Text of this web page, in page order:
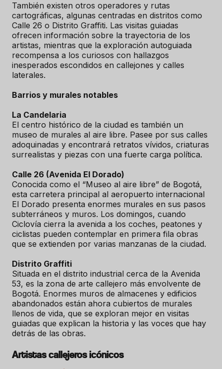
También existen otros operadores y rutas
cartográficas, algunas centradas en distritos como
Calle 26 o Distrito Graffiti. Las visitas guiadas
ofrecen información sobre la trayectoria de los
artistas, mientras que la exploración autoguiada
recompensa a los curiosos con hallazgos
inesperados escondidos en callejones y calles
laterales.
Barrios y murales notables
La Candelaria
El centro histórico de la ciudad es también un
museo de murales al aire libre. Pasee por sus calles
adoquinadas y encontrará retratos vívidos, criaturas
surrealistas y piezas con una fuerte carga política.
Calle 26 (Avenida El Dorado)
Conocida como el “Museo al aire libre” de Bogotá,
esta carretera principal al aeropuerto internacional
El Dorado presenta enormes murales en sus pasos
subterráneos y muros. Los domingos, cuando
Ciclovía cierra la avenida a los coches, peatones y
ciclistas pueden contemplar en primera fila obras
que se extienden por varias manzanas de la ciudad.
Distrito Graffiti
Situada en el distrito industrial cerca de la Avenida
53, es la zona de arte callejero más envolvente de
Bogotá. Enormes muros de almacenes y edificios
abandonados están ahora cubiertos de murales
llenos de vida, que se exploran mejor en visitas
guiadas que explican la historia y las voces que hay
detrás de las obras.
Artistas callejeros icónicos